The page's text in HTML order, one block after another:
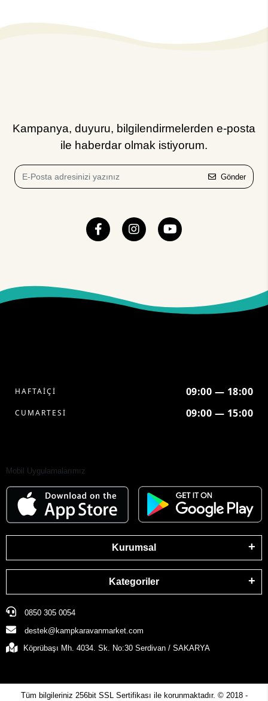
Kampanya, duyuru, bilgilendirmelerden e-posta
ile haberdar olmak istiyorum.
Gönder
HAFTAİÇİ 09:00 — 18:00
CUMARTESİ 09:00 — 15:00
Mobil Uygulamalarımız
Kurumsal
Kategoriler
0850 305 0054
destek@kampkaravanmarket.com
Köprübaşı Mh. 4034. Sk. No:30 Serdivan / SAKARYA
Tüm bilgileriniz 256bit SSL Sertifikası ile korunmaktadır. © 2018 -